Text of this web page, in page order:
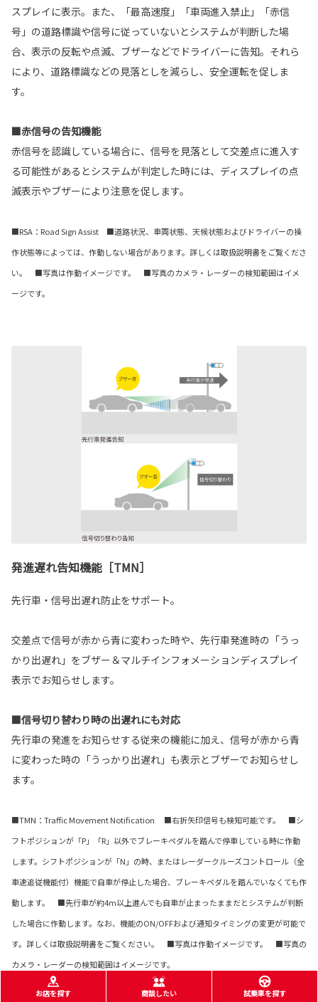
スプレイに表示。また、「最高速度」「車両進入禁止」「赤信
号」の道路標識や信号に従っていないとシステムが判断した場
合、表示の反転や点滅、ブザーなどでドライバーに告知。それら
により、道路標識などの見落としを減らし、安全運転を促しま
す。
■赤信号の告知機能
赤信号を認識している場合に、信号を見落として交差点に進入す
る可能性があるとシステムが判定した時には、ディスプレイの点
滅表示やブザーにより注意を促します。
■RSA：Road Sign Assist ■道路状況、車両状態、天候状態およびドライバーの操
作状態等によっては、作動しない場合があります。詳しくは取扱説明書をご覧くださ
い。 ■写真は作動イメージです。 ■写真のカメラ・レーダーの検知範囲はイメ
ージです。
発進遅れ告知機能［TMN］
先行車・信号出遅れ防止をサポート。
交差点で信号が赤から青に変わった時や、先行車発進時の「うっ
かり出遅れ」をブザー＆マルチインフォメーションディスプレイ
表示でお知らせします。
■信号切り替わり時の出遅れにも対応
先行車の発進をお知らせする従来の機能に加え、信号が赤から青
に変わった時の「うっかり出遅れ」も表示とブザーでお知らせし
ます。
■TMN：Traffic Movement Notification ■右折矢印信号も検知可能です。 ■シ
フトポジションが「P」「R」以外でブレーキペダルを踏んで停車している時に作動
します。シフトポジションが「N」の時、またはレーダークルーズコントロール（全
車速追従機能付）機能で自車が停止した場合、ブレーキペダルを踏んでいなくても作
動します。 ■先行車が約4m以上進んでも自車が止まったままだとシステムが判断
した場合に作動します。なお、機能のON/OFFおよび通知タイミングの変更が可能で
す。詳しくは取扱説明書をご覧ください。 ■写真は作動イメージです。 ■写真の
カメラ・レーダーの検知範囲はイメージです。
お店を探す 商談したい 試乗車を探す